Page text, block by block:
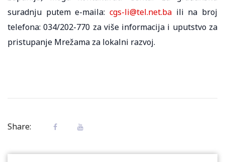
suradnju putem e-maila: cgs-li@tel.net.ba ili na broj
telefona: 034/202-770 za više informacija i uputstvo za
pristupanje Mrežama za lokalni razvoj.
Share: